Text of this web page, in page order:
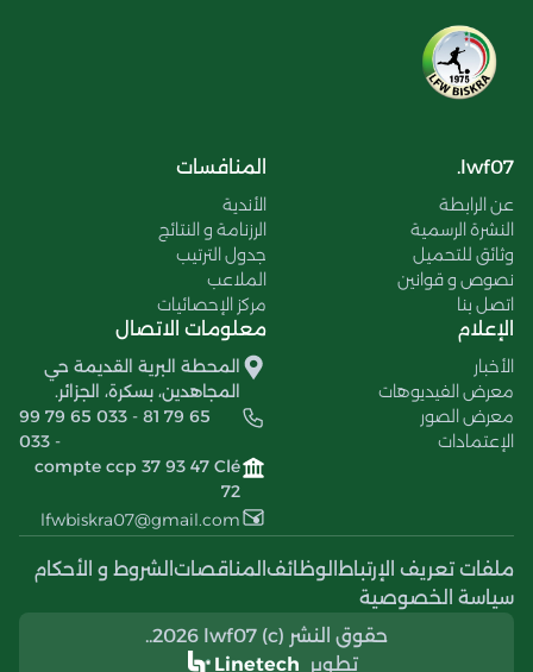
lwf07.
عن الرابطة
النشرة الرسمية
وثائق للتحميل
نصوص و قوانين
اتصل بنا
المنافسات
الأندية
الرزنامة و النتائج
جدول الترتيب
الملاعب
مركز الإحصائيات
الإعلام
الأخبار
معرض الفيديوهات
معرض الصور
الإعتمادات
معلومات الاتصال
المحطة البرية القديمة حي
المجاهدين، بسكرة، الجزائر.
99 79 65 033 - 81 79 65
033 -
compte ccp 37 93 47 Clé
72
lfwbiskra07@gmail.com
ملفات تعريف الإرتباط الوظائف المناقصات الشروط و الأحكام
سياسة الخصوصية
حقوق النشر (c) 2026 lwf07..
تطوير Linetech